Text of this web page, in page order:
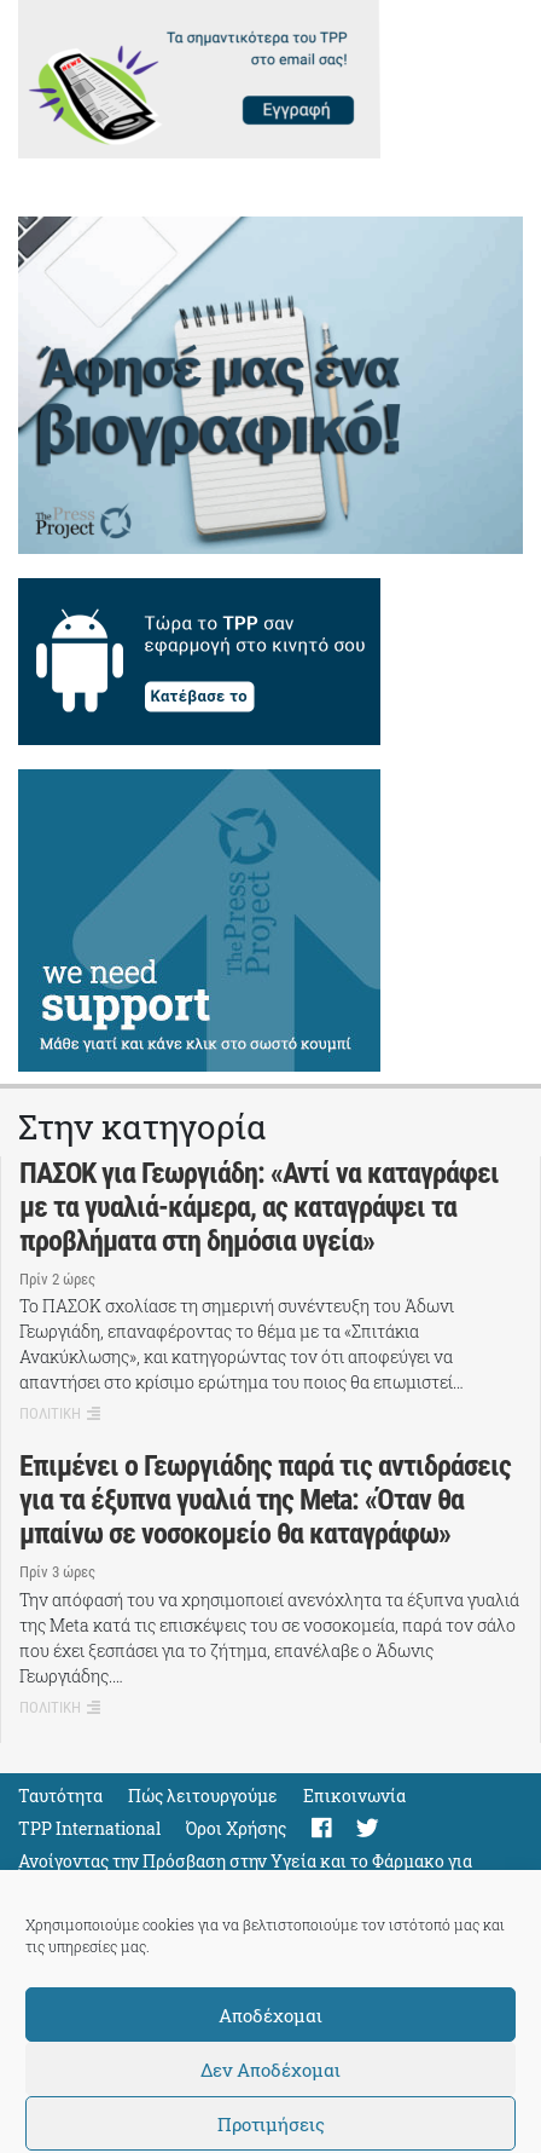
Χρησιμοποιούμε cookies για να βελτιστοποιούμε τον ιστότοπό μας και
τις υπηρεσίες μας.
Αποδέχομαι
Δεν Αποδέχομαι
Προτιμήσεις
Στην κατηγορία
ΠΑΣΟΚ για Γεωργιάδη: «Αντί να καταγράφει
με τα γυαλιά-κάμερα, ας καταγράψει τα
προβλήματα στη δημόσια υγεία»
Πρίν 2 ώρες
Το ΠΑΣΟΚ σχολίασε τη σημερινή συνέντευξη του Άδωνι
Γεωργιάδη, επαναφέροντας το θέμα με τα «Σπιτάκια
Ανακύκλωσης», και κατηγορώντας τον ότι αποφεύγει να
απαντήσει στο κρίσιμο ερώτημα του ποιος θα επωμιστεί…
ΠΟΛΙΤΙΚΗ
Επιμένει ο Γεωργιάδης παρά τις αντιδράσεις
για τα έξυπνα γυαλιά της Meta: «Όταν θα
μπαίνω σε νοσοκομείο θα καταγράφω»
Πρίν 3 ώρες
Την απόφασή του να χρησιμοποιεί ανενόχλητα τα έξυπνα γυαλιά
της Meta κατά τις επισκέψεις του σε νοσοκομεία, παρά τον σάλο
που έχει ξεσπάσει για το ζήτημα, επανέλαβε ο Άδωνις
Γεωργιάδης.…
ΠΟΛΙΤΙΚΗ
Ταυτότητα Πώς λειτουργούμε
Eπικοινωνία
TPP International
Όροι Χρήσης
Ανοίγοντας την Πρόσβαση στην Υγεία και το Φάρμακο για
Όλους
Support
ThePressProject
powered by our community members
© 2026 ThePressProject | Created by BitsnBytes & re-manufactured